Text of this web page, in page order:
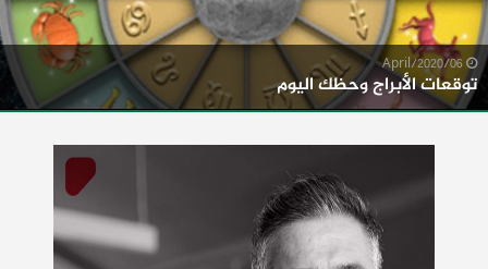
توقعات الأبراج وحظك اليوم